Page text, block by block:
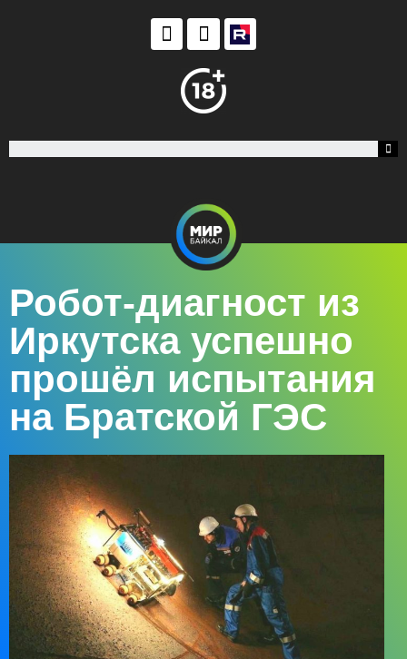
Робот-диагност из
Иркутска успешно
прошёл испытания
на Братской ГЭС